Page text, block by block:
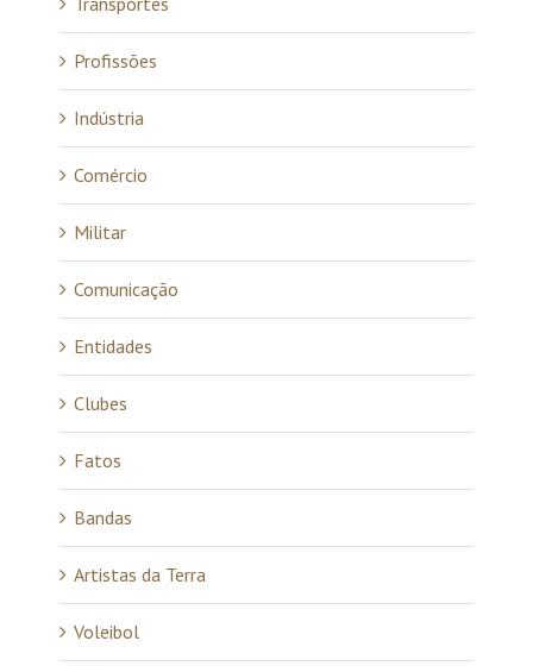
Profissões
Indústria
Comércio
Militar
Comunicação
Entidades
Clubes
Fatos
Bandas
Artistas da Terra
Voleibol